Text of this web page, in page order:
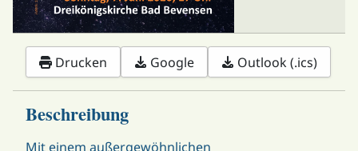
Drucken Google Outlook (.ics)
Beschreibung
Mit einem außergewöhnlichen